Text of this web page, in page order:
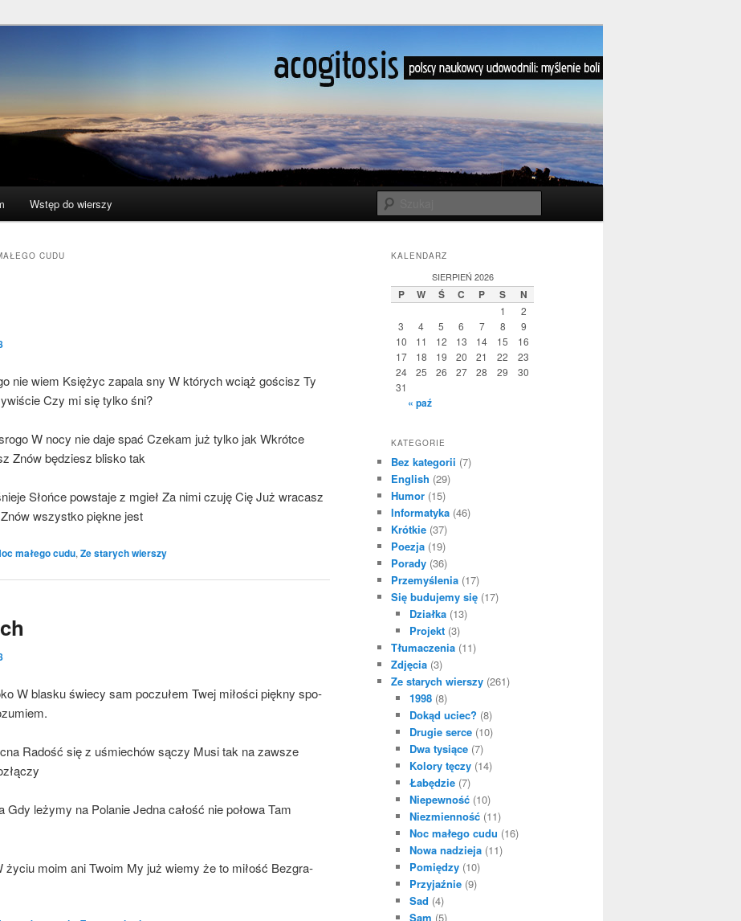
myślenie boli
Wstęp do wierszy
CUDU
nie wiem Księ­życ zapa­la sny W któ­rych wciąż gościsz Ty
Czy mi się tyl­ko śni?
W nocy nie daje spać Cze­kam już tyl­ko jak Wkrót­ce
Znów będziesz bli­sko tak
Słoń­ce powsta­je z mgieł Za nimi czu­ję Cię Już wra­casz
wszyst­ko pięk­ne jest
małego cudu, Ze starych wierszy
W bla­sku świe­cy sam poczu­łem Twej miło­ści pięk­ny spo­
Radość się z uśmie­chów sączy Musi tak na zawsze
Gdy leży­my na Pola­nie Jed­na całość nie poło­wa Tam
życiu moim ani Two­im My już wie­my że to miłość Bez­gra­
KALENDARZ
SIERPIEŃ 2026
P W Ś C P S N
1
2
3
4 5 6 7 8
9
10
11 12 13 14 15
16
17
18 19 20 21 22
23
24
25 26 27 28 29
30
31
« paź
KATEGORIE
Bez kategorii (7)
English (29)
Humor (15)
Informatyka (46)
Krótkie (37)
Poezja (19)
Porady (36)
Przemyślenia (17)
Się budujemy się (17)
Działka(13)
Projekt(3)
Tłumaczenia (11)
Zdjęcia (3)
Ze starych wierszy (261)
1998(8)
Dokąd uciec? (8)
Drugie serce(10)
Dwa tysiące(7)
Kolory tęczy(14)
Łabędzie(7)
Niepewność(10)
Niezmienność(11)
Noc małego cudu (16)
Nowa nadzieja(11)
Pomiędzy(10)
Przyjaźnie(9)
Sad (4)
Sam (5)